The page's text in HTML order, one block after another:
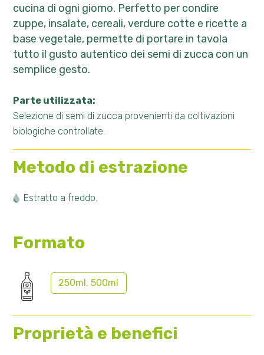
cucina di ogni giorno. Perfetto per condire
zuppe, insalate, cereali, verdure cotte e ricette a
base vegetale, permette di portare in tavola
tutto il gusto autentico dei semi di zucca con un
semplice gesto.
Parte utilizzata:
Selezione di semi di zucca provenienti da coltivazioni
biologiche controllate.
Metodo di estrazione
Estratto a freddo.
Formato
250ml, 500ml
Proprietà e benefici